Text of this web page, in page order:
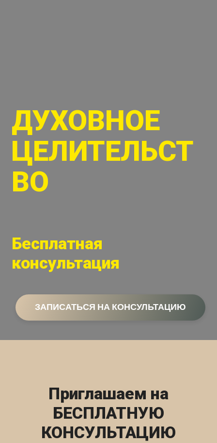
ДУХОВНОЕ
ЦЕЛИТЕЛЬСТ
ВО
Бесплатная
консультация
ЗАПИСАТЬСЯ НА КОНСУЛЬТАЦИЮ
Приглашаем на
БЕСПЛАТНУЮ
КОНСУЛЬТАЦИЮ